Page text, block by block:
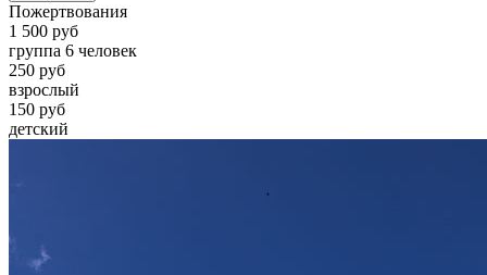
Пожертвования
1 500 руб
группа 6 человек
250 руб
взрослый
150 руб
детский